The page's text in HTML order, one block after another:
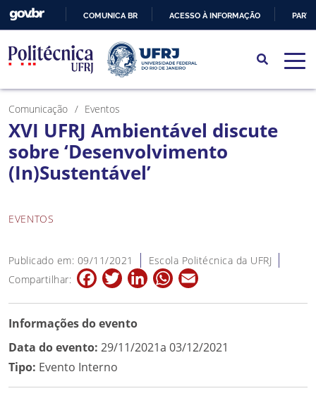
PARA
O
CONTEÚDO
COMUNICA BR ACESSO À INFORMAÇÃO
Comunicação Eventos
XVI UFRJ Ambientável discute
sobre ‘Desenvolvimento
(In)Sustentável’
EVENTOS
Publicado em: 09/11/2021
Escola Politécnica da UFRJ
Compartilhar:
FacebookTwitterLinkedInWhatsApp
Informações do evento
Data do evento: 29/11/2021a 03/12/2021
Tipo: Evento Interno